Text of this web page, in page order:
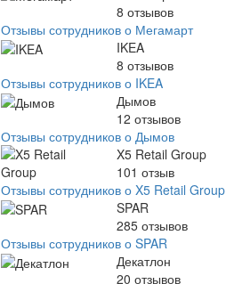
8 отзывов
Отзывы сотрудников о Мегамарт
IKEA
8 отзывов
Отзывы сотрудников о IKEA
Дымов
12 отзывов
Отзывы сотрудников о Дымов
X5 Retail Group
101 отзыв
Отзывы сотрудников о X5 Retail Group
SPAR
285 отзывов
Отзывы сотрудников о SPAR
Декатлон
20 отзывов